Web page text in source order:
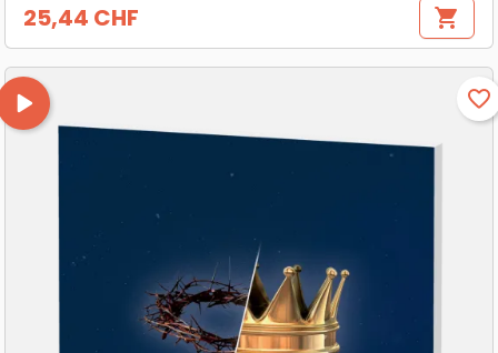
Prix
25,44 CHF shopping_cart
play_arrow favorite_border